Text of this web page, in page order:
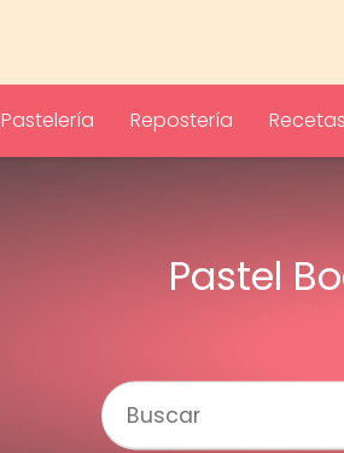
Pastelería Repostería Recetas
Pastel